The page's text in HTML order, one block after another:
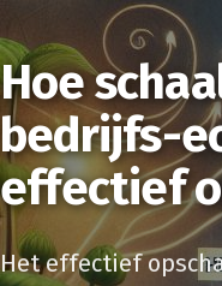
Hoe
bedrijfs-
effectief
Het effectief